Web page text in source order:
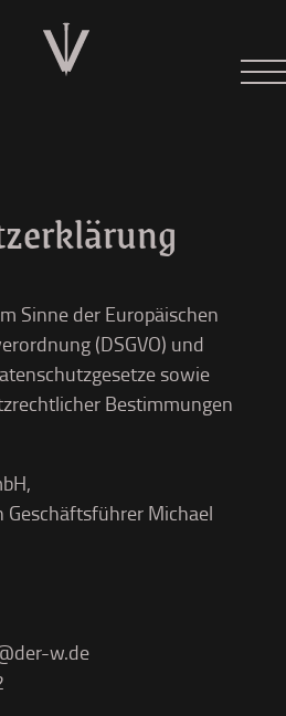
Sinne der Europäischen
(DSGVO) und
sowie
Bestimmungen
Michael
w.de